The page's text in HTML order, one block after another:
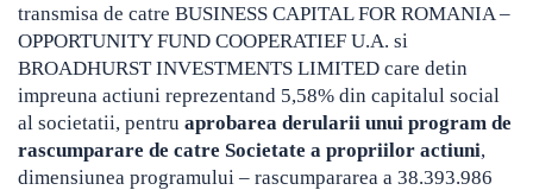
transmisa de catre BUSINESS CAPITAL FOR ROMANIA –
OPPORTUNITY FUND COOPERATIEF U.A. si
BROADHURST INVESTMENTS LIMITED care detin
impreuna actiuni reprezentand 5,58% din capitalul social
al societatii, pentru aprobarea derularii unui program de
rascumparare de catre Societate a propriilor actiuni,
dimensiunea programului – rascumpararea a 38.393.986